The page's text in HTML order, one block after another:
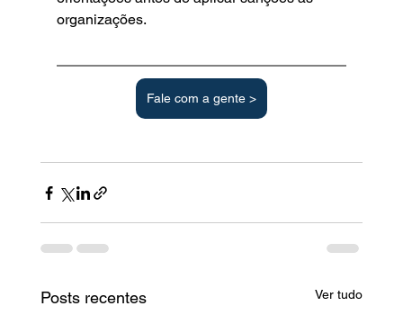
organizações.
Fale com a gente >
Posts recentes Ver tudo